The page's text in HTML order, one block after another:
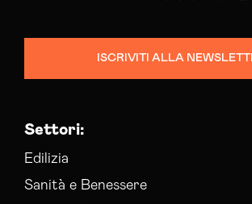
ISCRIVITI ALLA
Settori:
Edilizia
Sanità e Benessere